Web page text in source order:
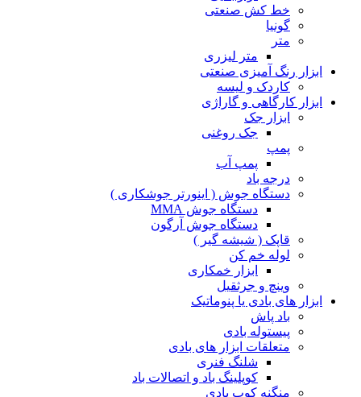
خط کش صنعتی
گونیا
متر
متر لیزری
ابزار رنگ آمیزی صنعتی
کاردک و لیسه
ابزار کارگاهی و گاراژی
ابزار جک
جک روغنی
پمپ
پمپ آب
درجه باد
دستگاه جوش ( اینورتر جوشکاری )
دستگاه جوش MMA
دستگاه جوش آرگون
قاپک ( شیشه گیر )
لوله خم کن
ابزار خمکاری
وینچ و جرثقیل
ابزار های بادی یا پنوماتیک
باد پاش
پیستوله بادی
متعلقات ابزار های بادی
شلنگ فنری
کوپلینگ باد و اتصالات باد
منگنه کوب بادی